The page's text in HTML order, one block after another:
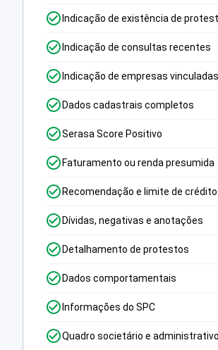
Indicação de existência de
Indicação de consultas recentes
Indicação de empresas vinculadas
Dados cadastrais completos
Serasa Score Positivo
Faturamento ou renda presumida
Recomendação e limite de crédito
Dívidas, negativas e anotações
Detalhamento de protestos
Dados comportamentais
Informações do SPC
Quadro societário e administrativo